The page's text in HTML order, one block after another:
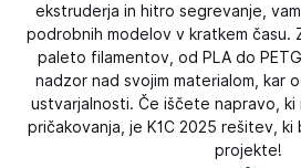
ekstruderja in hitro segrevanje,
podrobnih modelov v kratkem času.
paleto filamentov, od PLA do
nadzor nad svojim materialom, kar
ustvarjalnosti. Če iščete napravo, ki
pričakovanja, je K1C 2025 rešitev,
projekte!